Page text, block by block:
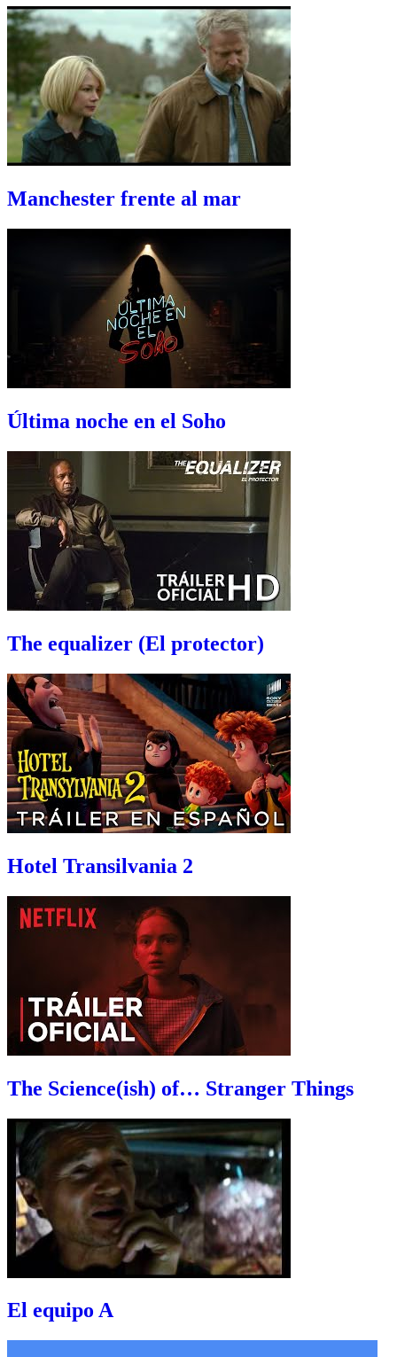
Manchester frente al mar
Última noche en el Soho
The equalizer (El protector)
Hotel Transilvania 2
The Science(ish) of… Stranger Things
El equipo A